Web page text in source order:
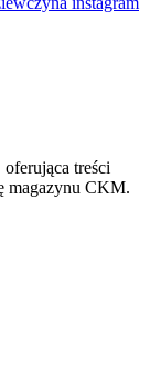
treści
magazynu CKM.